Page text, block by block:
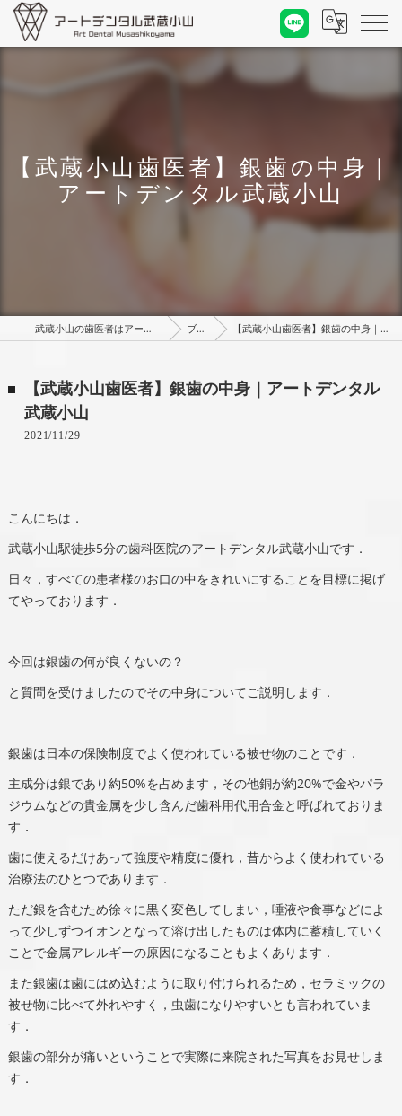
【武蔵小山歯医者】銀歯の中身｜
アートデンタル武蔵小山
武蔵小山の歯医者はアートデンタル武蔵小山 ブログ 【武蔵小山歯医者】銀歯の中身｜アートデンタル武蔵小山
【武蔵小山歯医者】銀歯の中身｜アートデンタル
武蔵小山
2021/11/29
こんにちは．
武蔵小山駅徒歩5分の歯科医院のアートデンタル武蔵小山です．
日々，すべての患者様のお口の中をきれいにすることを目標に掲げ
てやっております．
今回は銀歯の何が良くないの？
と質問を受けましたのでその中身についてご説明します．
銀歯は日本の保険制度でよく使われている被せ物のことです．
主成分は銀であり約50%を占めます，その他銅が約20%で金やパラ
ジウムなどの貴金属を少し含んだ歯科用代用合金と呼ばれておりま
す．
歯に使えるだけあって強度や精度に優れ，昔からよく使われている
治療法のひとつであります．
ただ銀を含むため徐々に黒く変色してしまい，唾液や食事などによ
って少しずつイオンとなって溶け出したものは体内に蓄積していく
ことで金属アレルギーの原因になることもよくあります．
また銀歯は歯にはめ込むように取り付けられるため，セラミックの
被せ物に比べて外れやすく，虫歯になりやすいとも言われていま
す．
銀歯の部分が痛いということで実際に来院された写真をお見せしま
す．